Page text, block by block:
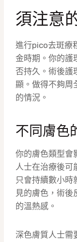
須注意
進行pico去斑療
金時期。你的護
否持久。術後護
顯。做得不夠周
的情況。
不同膚色
你的膚色類型會
人士在治療後可
只會持續數小時
見的膚色，術後
的溫熱感。
深色膚質人士需